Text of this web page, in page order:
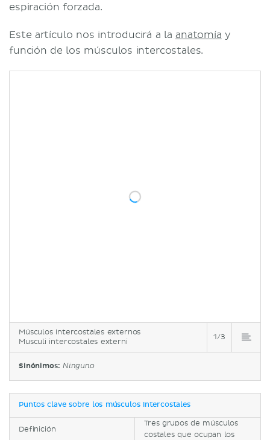
Músculos intercostales externos
Musculi intercostales externi
1/3
Sinónimos: Ninguno
espiración forzada.
Este artículo nos introducirá a la anatomía y
función de los músculos intercostales.
Puntos clave sobre los músculos intercostales
Definición
Tres grupos de músculos
costales que ocupan los